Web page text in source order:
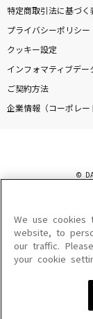
特定商取引法に基づく
プライバシーポリシー
クッキー設定
インフォマティブデー
ご契約方法
企業情報（コーポレー
©
このサイトに掲載され
を問わず、著作権法の
を禁じます。
楽曲及びコンテンツは
楽曲及びコンテンツの
We use cookies
website, to
our traffic.
your cookie